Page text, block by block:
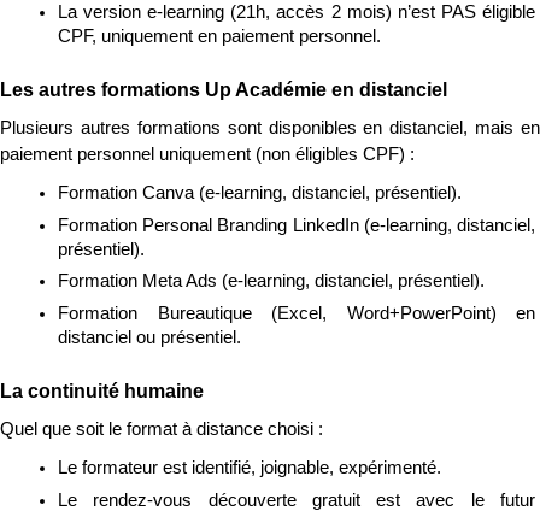
La version e-learning (21h, accès 2 mois) n’est PAS éligible
CPF, uniquement en paiement personnel.
Les autres formations Up Académie en distanciel
Plusieurs autres formations sont disponibles en distanciel, mais en
paiement personnel uniquement (non éligibles CPF) :
Formation Canva (e-learning, distanciel, présentiel).
Formation Personal Branding LinkedIn (e-learning, distanciel,
présentiel).
Formation Meta Ads (e-learning, distanciel, présentiel).
Formation Bureautique (Excel, Word+PowerPoint) en
distanciel ou présentiel.
La continuité humaine
Quel que soit le format à distance choisi :
Le formateur est identifié, joignable, expérimenté.
Le rendez-vous découverte gratuit est avec le futur